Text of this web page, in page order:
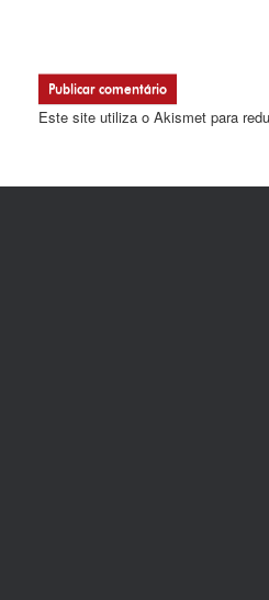
Este site utiliza o Akismet para